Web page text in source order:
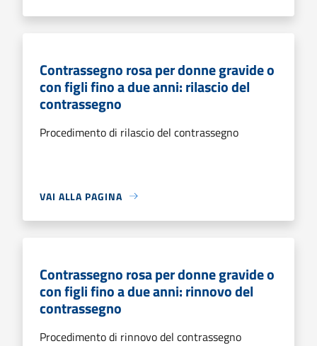
Contrassegno rosa per donne gravide o
con figli fino a due anni: rilascio del
contrassegno
Procedimento di rilascio del contrassegno
VAI ALLA PAGINA
Contrassegno rosa per donne gravide o
con figli fino a due anni: rinnovo del
contrassegno
Procedimento di rinnovo del contrassegno